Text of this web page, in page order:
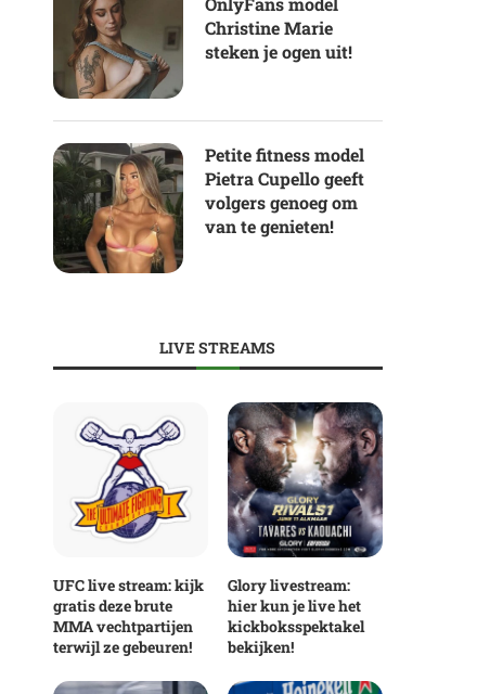
Christine Marie
steken je ogen uit!
Petite fitness model
Pietra Cupello geeft
volgers genoeg om
van te genieten!
LIVE STREAMS
UFC live stream: kijk
gratis deze brute
MMA vechtpartijen
terwijl ze gebeuren!
Glory livestream:
hier kun je live het
kickboksspektakel
bekijken!